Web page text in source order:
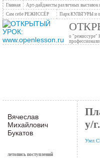
Главная Арт-дайджесты различных выставок
Сам себе РЕЖИССЁР
Парк КУЛЬТУРЫ и
о "режиссуре"
Вячеслав
Михайлович
Букатов
летопись поступлений
у/г.
Узел